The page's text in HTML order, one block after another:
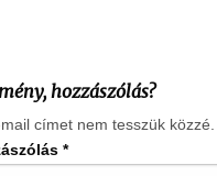
hozzászólás?
címet nem tesszük közzé.
*